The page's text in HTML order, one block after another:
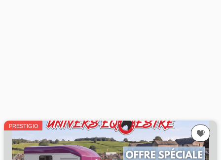
PRESTIGIO